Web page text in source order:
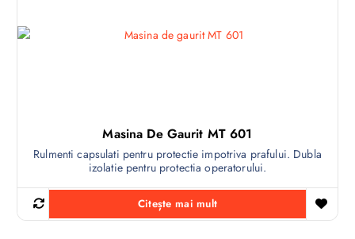
Masina De Gaurit MT 601
Rulmenti capsulati pentru protectie impotriva prafului. Dubla
izolatie pentru protectia operatorului.
Citește mai mult